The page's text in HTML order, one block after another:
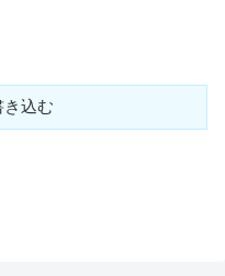
き込む